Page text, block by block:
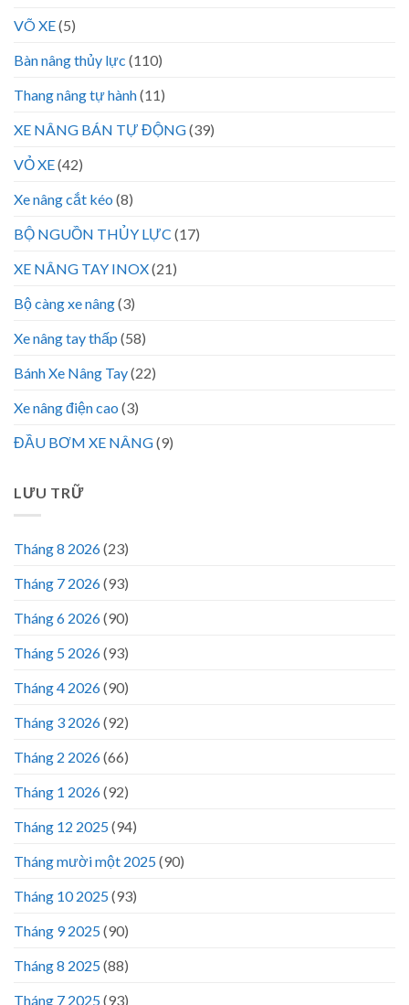
VÕ XE(5)
Bàn nâng thủy lực (110)
Thang nâng tự hành(11)
XE NÂNG BÁN TỰ ĐỘNG(39)
VỎ XE(42)
Xe nâng cắt kéo (8)
BỘ NGUỒN THỦY LỰC (17)
XE NÂNG TAY INOX(21)
Bộ càng xe nâng(3)
Xe nâng tay thấp (58)
Bánh Xe Nâng Tay(22)
Xe nâng điện cao (3)
ĐẦU BƠM XE NÂNG(9)
LƯU TRỮ
Tháng 8 2026(23)
Tháng 7 2026(93)
Tháng 6 2026(90)
Tháng 5 2026(93)
Tháng 4 2026(90)
Tháng 3 2026(92)
Tháng 2 2026(66)
Tháng 1 2026(92)
Tháng 12 2025(94)
Tháng mười một 2025(90)
Tháng 10 2025(93)
Tháng 9 2025(90)
Tháng 8 2025(88)
Tháng 7 2025(93)